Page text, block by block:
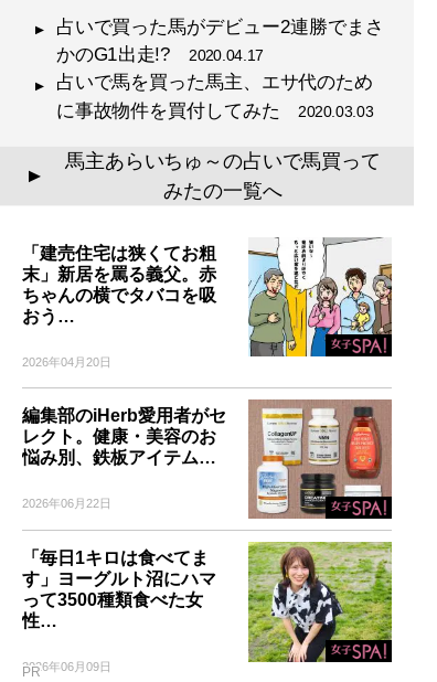
占いで買った馬がデビュー2連勝でまさ
かのG1出走!? 2020.04.17
占いで馬を買った馬主、エサ代のため
に事故物件を買付してみた 2020.03.03
▲
馬主あらいちゅ～の占いで馬買って
みたの一覧へ
「建売住宅は狭くてお粗
末」新居を罵る義父。赤
ちゃんの横でタバコを吸
おう…
2026年04月20日
編集部のiHerb愛用者がセ
レクト。健康・美容のお
悩み別、鉄板アイテム…
2026年06月22日
「毎日1キロは食べてま
す」ヨーグルト沼にハマ
って3500種類食べた女
性…
2026年06月09日
PR